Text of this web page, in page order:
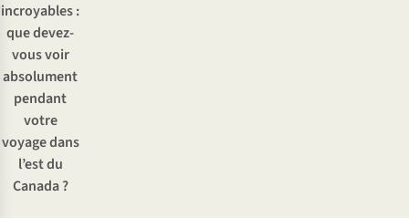
incroyables :
que devez-
vous voir
absolument
pendant
votre
voyage dans
l’est du
Canada ?